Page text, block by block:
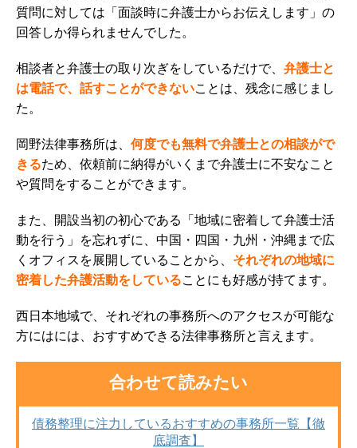
質問に対しては「面談時に弁護士からお伝えします」の
回答しか得られませんでした。
相談者と弁護士の取り次ぎをしているだけで、 弁護士と
は電話で、話すことができないことは、残念に感じまし
た。
岡野法律事務所は、 何度でも無料で弁護士との相談がで
きるため、依頼前に納得がいくまで弁護士に不安なこと
や質問をすることができます。
また、開設当初の初心である「地域に密着して弁護士活
動を行う」を忘れずに、中国・四国・九州・沖縄まで広
くオフィスを展開していることから、 それぞれの地域に
密着した弁護活動をしていることにも好感が持てます。
西日本地域で、それぞれの事務所へのアクセスが可能な
方にはには、おすすめできる法律事務所と言えます。
合わせて読みたい
債務整理に注力しているおすすめの事務所一覧【徹
底調査】